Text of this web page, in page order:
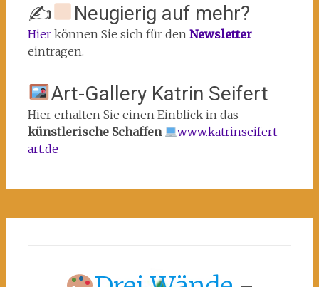
✍ Neugierig auf mehr?
Hierkönnen Sie sich für den Newsletter
eintragen.
Art-Gallery Katrin Seifert
Hier erhalten Sie einen Einblick in das
künstlerische Schaffen
www.katrinseifert-
art.de